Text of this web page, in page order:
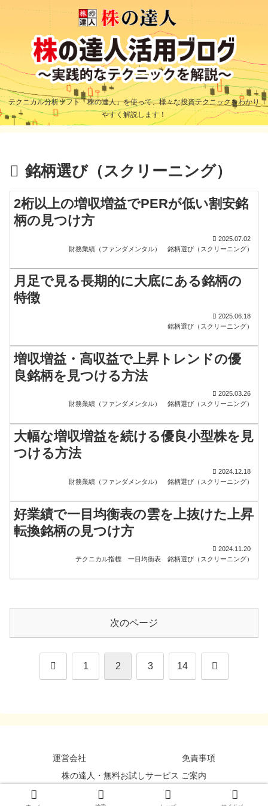
テクニカル分析ソフト「株の達人」を使って、様々な投資テクニックをわかり
やすく解説します！
銘柄選び（スクリーニング）
2桁以上の増収増益でPERが低い割安銘
柄の見つけ方
2025.07.02
財務業績（ファンダメンタル）
銘柄選び（スクリーニング）
月足で見る長期的に大底にある銘柄の
特徴
2025.06.18
銘柄選び（スクリーニング）
増収増益・高収益で上昇トレンドの優
良銘柄を見つける方法
2025.03.26
財務業績（ファンダメンタル）
銘柄選び（スクリーニング）
大幅な増収増益を続ける優良小型株を見
つける方法
2024.12.18
財務業績（ファンダメンタル）
銘柄選び（スクリーニング）
好業績で一目均衡表の雲を上抜けた上昇
転換銘柄の見つけ方
2024.11.20
テクニカル指標
一目均衡表 銘柄選び（スクリーニング）
次のページ
前 1 2 3 14 次
運営会社
免責事項
株の達人・無料お試しサービス ご案内
©StockDataBank, Inc. All Rights Reserved